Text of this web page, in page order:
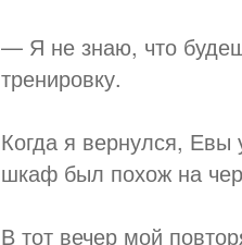
— Я не знаю, что
тренировку.
Когда я вернулся, Евы
шкаф был похож на
В тот вечер мой